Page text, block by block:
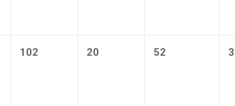
102 20 52